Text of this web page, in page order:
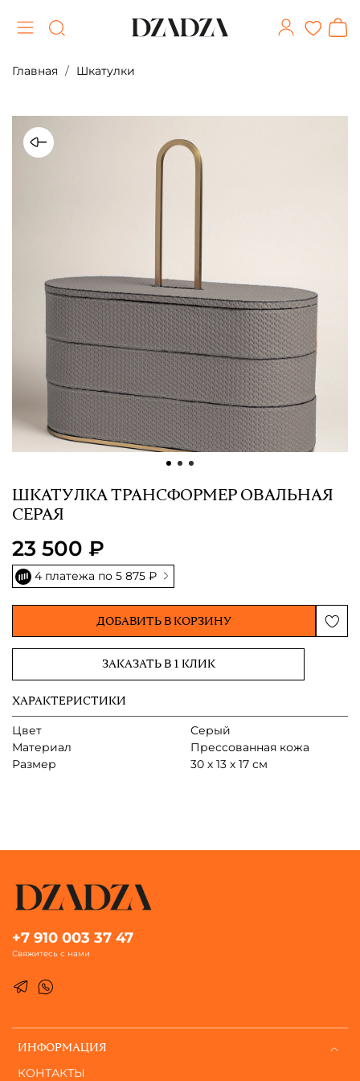
Главная Шкатулки
ШКАТУЛКА ТРАНСФОРМЕР ОВАЛЬНАЯ
СЕРАЯ
23 500 ₽
4 платежа по 5 875 ₽
ДОБАВИТЬ В КОРЗИНУ
ЗАКАЗАТЬ В 1 КЛИК
ХАРАКТЕРИСТИКИ
Цвет
Серый
Материал
Прессованная кожа
Размер
30 х 13 х 17 см
ИНФОРМАЦИЯ
КОНТАКТЫ
+7 910 003 37 47
Свяжитесь с нами